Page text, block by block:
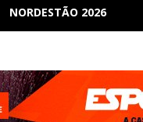
NORDESTÃO 2026